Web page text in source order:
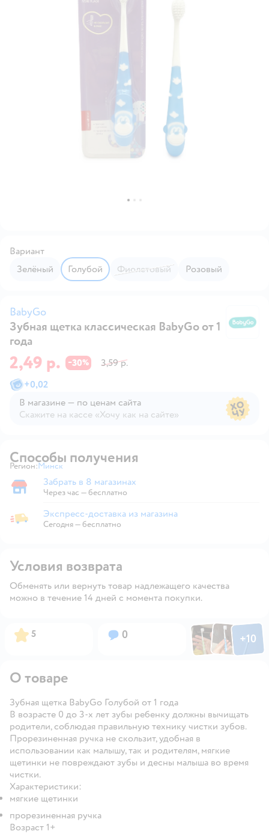
Вариант
Зелёный
Голубой Фиолетовый Розовый
BabyGo
Зубная щетка классическая BabyGo от 1
года
2,49 р. −30%
3,59 р.
+0,02
В магазине — по ценам сайта
Скажите на кассе «Хочу как на сайте»
Способы получения
Регион: Выбор адреса доставки.
Минск
Забрать в магазине
Забрать в 8 магазинах
Через час — бесплатно
Экспресс-доставка из магазина
Экспресс-доставка из магазина
Сегодня—бесплатно
Условия возврата
Обменять или вернуть товар надлежащего качества
можно в течение 14 дней с момента покупки.
Рейтинг:
5 Вопросов:
0 ФотоФотоФото
+10
Открыть
О товаре
Зубная щетка BabyGo Голубой от 1 года
В возрасте 0 до 3-х лет зубы ребенку должны вычищать
родители, соблюдая правильную технику чистки зубов.
Прорезиненная ручка не скользит, удобная в
использовании как малышу, так и родителям, мягкие
щетинки не повреждают зубы и десны малыша во время
чистки.
Характеристики:
мягкие щетинки
прорезиненная ручка
Возраст 1+